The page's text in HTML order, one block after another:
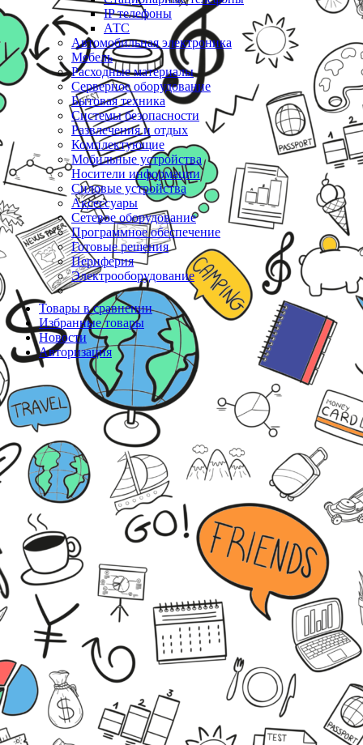
IP телефоны
АТС
Автомобильная электроника
Мебель
Расходные материалы
Серверное оборудование
Бытовая техника
Системы безопасности
Развлечения и отдых
Комплектующие
Мобильные устройства
Носители информации
Силовые устройства
Аксессуары
Сетевое оборудование
Программное обеспечение
Готовые решения
Периферия
Электрооборудование
Товары в сравнении
Избранные товары
Новости
Авторизация